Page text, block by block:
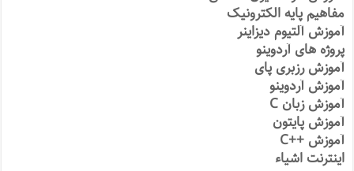
مفاهیم پایه الکترونیک
آموزش آلتیوم دیزاینر
پروژه های آردوینو
آموزش رزبری پای
آموزش آردوینو
آموزش زبان C
آموزش پایتون
آموزش ++C
اینترنت اشیاء